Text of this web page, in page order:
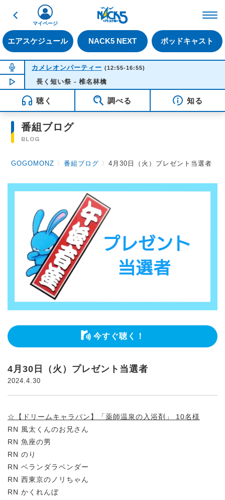
戻る
エアスケジュール NACK5 NEXT ポッドキャスト
マイページ
NOW ON AIR
カメレオンパーティー (12:55-16:55)
NOW PLAYING 16:35
長く短い祭 - 椎名林檎
聴く 調べる 知る
番組ブログ
BLOG
GOGOMONZ 〉番組ブログ 〉4月30日（火）プレゼント当選者
今すぐ聴く！
4月30日（火）プレゼント当選者
2024.4.30
☆【ドリームキャラバン】「薬師温泉の入浴剤」 10名様
RN 風太くんのお兄さん
RN 魚座の男
RN のり
RN ベランダラベンダー
RN 西東京のノリちゃん
RN かくれんぼ